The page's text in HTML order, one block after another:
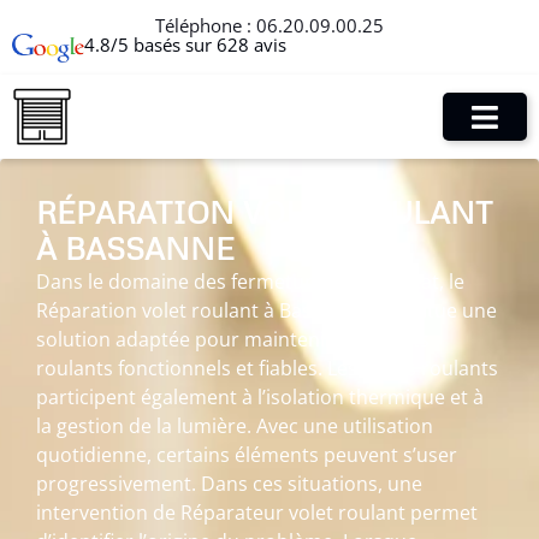
Téléphone : 06.20.09.00.25
4.8/5 basés sur 628 avis
RÉPARATION VOLET ROULANT
À BASSANNE
Dans le domaine des fermetures de l’habitat, le
Réparation volet roulant à Bassanne constitue une
solution adaptée pour maintenir des volets
roulants fonctionnels et fiables. Les volets roulants
participent également à l’isolation thermique et à
la gestion de la lumière. Avec une utilisation
quotidienne, certains éléments peuvent s’user
progressivement. Dans ces situations, une
intervention de Réparateur volet roulant permet